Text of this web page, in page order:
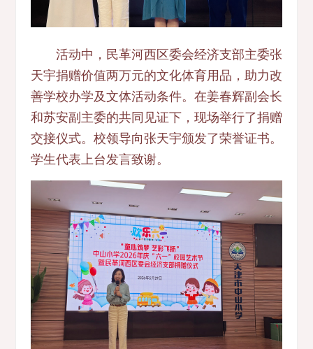
活动中，民革河西区委会经济支部主委张
天宇捐赠价值两万元的文化体育用品，助力改
善学校办学及文体活动条件。在姜春辉副会长
和苏安副主委的共同见证下，现场举行了捐赠
交接仪式。校领导向张天宇颁发了荣誉证书。
学生代表上台发言致谢。